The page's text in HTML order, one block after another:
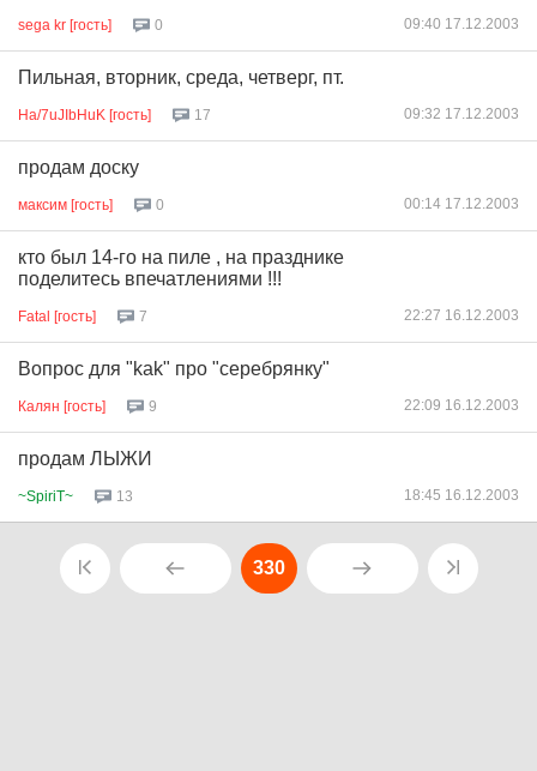
sega kr [гость] 0 09:40 17.12.2003
Пильная, вторник, среда, четверг, пт.
Ha/7uJIbHuK [гость] 17 09:32 17.12.2003
продам доску
максим [гость] 0 00:14 17.12.2003
кто был 14-го на пиле , на празднике
поделитесь впечатлениями !!!
Fatal [гость] 7 22:27 16.12.2003
Вопрос для "kak" про "серебрянку"
Калян [гость] 9 22:09 16.12.2003
продам ЛЫЖИ
~SpiriT~ 13 18:45 16.12.2003
330